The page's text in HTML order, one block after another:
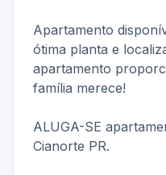
Apartamento
ótima planta e
apartamento
família merece!
ALUGA-SE
Cianorte PR.